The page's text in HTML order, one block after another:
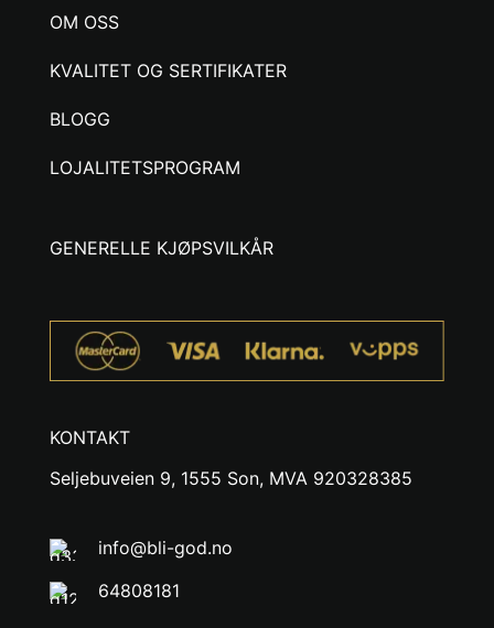
OM OSS
KVALITET OG SERTIFIKATER
BLOGG
LOJALITETSPROGRAM
GENERELLE KJØPSVILKÅR
KONTAKT
Seljebuveien 9, 1555 Son, MVA 920328385
info@bli-god.no
64808181